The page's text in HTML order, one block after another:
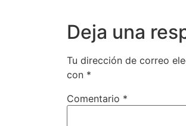
Deja una
Tu dirección de correo
con *
Comentario *